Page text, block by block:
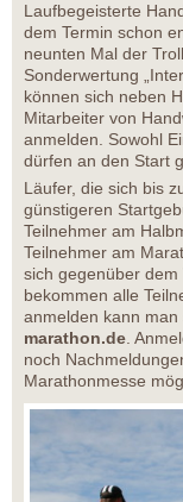
Laufbegeisterte
dem Termin schon
neunten Mal der
Sonderwertung
können sich neben
Mitarbeiter von
anmelden. Sowohl
dürfen an den Start
Läufer, die sich bis
günstigeren
Teilnehmer am
Teilnehmer am
sich gegenüber
bekommen alle
anmelden kann
marathon.de.
noch
Marathonmesse